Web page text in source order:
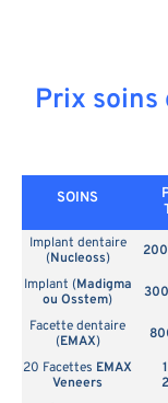
Prix
SOINS
Implant dentaire
(Nucleoss)
Implant (Madigma
ou Osstem)
Facette dentaire
(EMAX)
20 Facettes EMAX
Veneers